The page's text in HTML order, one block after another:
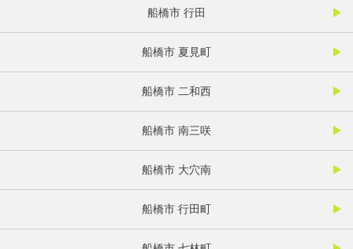
船橋市 行田
船橋市 夏見町
船橋市 二和西
船橋市 南三咲
船橋市 大穴南
船橋市 行田町